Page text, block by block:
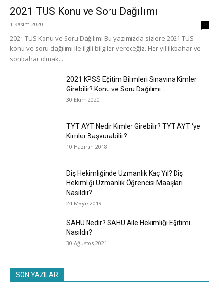
2021 TUS Konu ve Soru Dağılımı
1 Kasım 2020
2021 TUS Konu ve Soru Dağılımı Bu yazımızda sizlere 2021 TUS
konu ve soru dağılımı ile ilgili bilgiler vereceğiz. Her yıl ilkbahar ve
sonbahar olmak...
2021 KPSS Eğitim Bilimleri Sınavına Kimler
Girebilir? Konu ve Soru Dağılımı...
30 Ekim 2020
TYT AYT Nedir Kimler Girebilir? TYT AYT ‘ye
Kimler Başvurabilir?
10 Haziran 2018
Diş Hekimliğinde Uzmanlık Kaç Yıl? Diş
Hekimliği Uzmanlık Öğrencisi Maaşları
Nasıldır?
24 Mayıs 2019
SAHU Nedir? SAHU Aile Hekimliği Eğitimi
Nasıldır?
30 Ağustos 2021
SON YAZILAR